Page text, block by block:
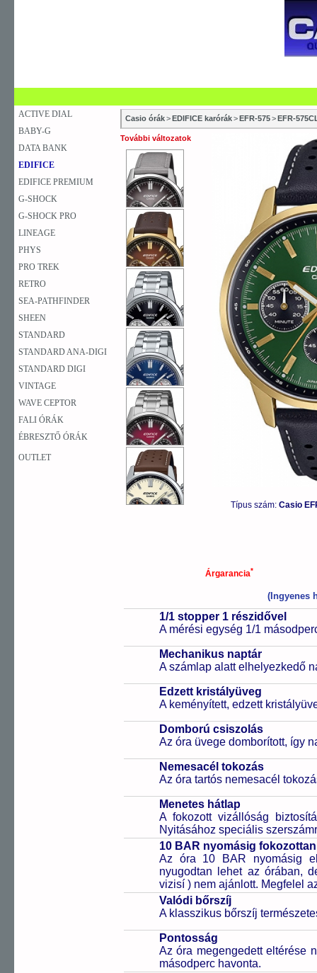
ACTIVE DIAL
BABY-G
DATA BANK
EDIFICE
EDIFICE PREMIUM
G-SHOCK
G-SHOCK PRO
LINEAGE
PHYS
PRO TREK
RETRO
SEA-PATHFINDER
SHEEN
STANDARD
STANDARD ANA-DIGI
STANDARD DIGI
VINTAGE
WAVE CEPTOR
FALI ÓRÁK
ÉBRESZTŐ ÓRÁK
OUTLET
Casio órák>EDIFICE karórák>EFR-575>EFR-
További változatok
Típus szám: Casio
Árgarancia*
(Ingyenes
1/1 stopper 1 részidővel
A mérési egység 1/1
Mechanikus naptár
A számlap alatt elhelyezkedő
Edzett kristályüveg
A keményített, edzett
Domború csiszolás
Az óra üvege domborított, így
Nemesacél tokozás
Az óra tartós nemesacél
Menetes hátlap
A fokozott vizállóság
Nyitásához speciális
10 BAR nyomásig
Az óra 10 BAR nyomásig
nyugodtan lehet az órában,
vizisí ) nem ajánlott. Megfelel
Valódi bőrszíj
A klasszikus bőrszíj
Pontosság
Az óra megengedett eltérése
másodperc havonta.